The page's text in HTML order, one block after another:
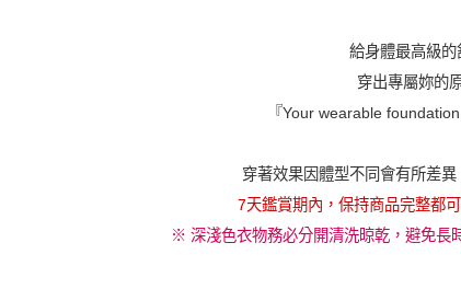
給身體最高級的
穿出專屬妳的
『Your wearable
穿著效果因體型不同會有所差
7天鑑賞期內，保持商品完整都
※ 深淺色衣物務必分開清洗晾乾，避免長